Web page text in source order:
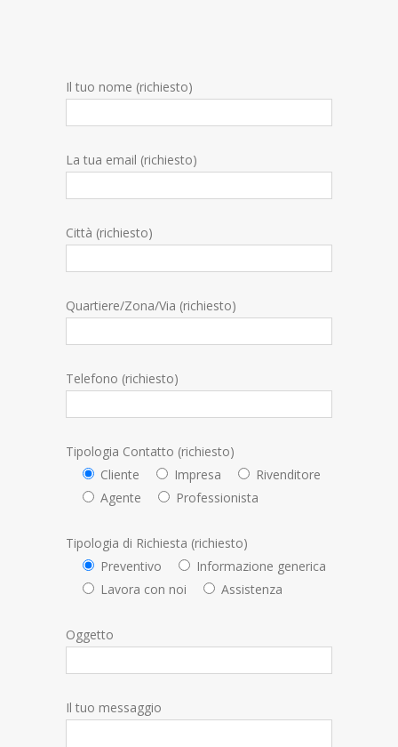
Il tuo nome (richiesto)
La tua email (richiesto)
Città (richiesto)
Quartiere/Zona/Via (richiesto)
Telefono (richiesto)
Tipologia Contatto (richiesto)
Cliente
Impresa
Rivenditore
Agente
Professionista
Tipologia di Richiesta (richiesto)
Preventivo
Informazione generica
Lavora con noi
Assistenza
Oggetto
Il tuo messaggio